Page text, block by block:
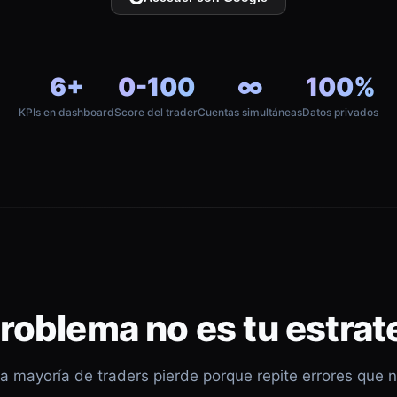
6+
KPIs en dashboard
0-100
Score del trader
∞
Cuentas simultáneas
100%
Datos privados
no es tu
mayoría de traders pierde porque repite errores que